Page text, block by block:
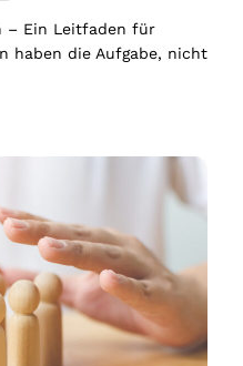
– Ein Leitfaden für
haben die Aufgabe, nicht